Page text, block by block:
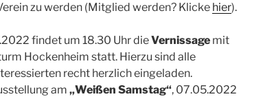
zu werden (Mitglied werden? Klicke hier).
findet um 18.30 Uhr dieVernissage mit
Hockenheim statt. Hierzu sind alle
recht herzlich eingeladen.
am „Weißen Samstag“, 07.05.2022